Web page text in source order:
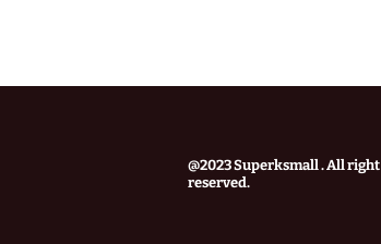
@2023 Superksmall . All right
reserved.